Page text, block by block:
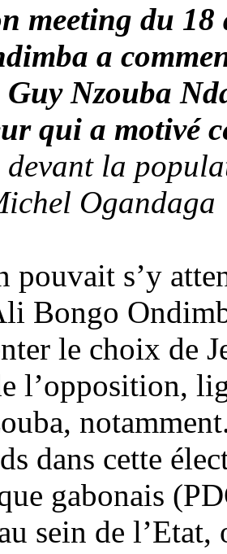
meeting du
a
Guy Nzouba
qui a motivé
la
Ogandaga
pouvait s’y
Bongo
le choix de
l’opposition,
dans cette
gabonais
sein de l’Etat,